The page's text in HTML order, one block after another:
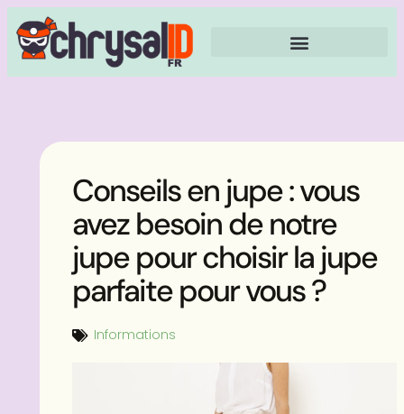
Conseils en jupe : vous
avez besoin de notre
jupe pour choisir la jupe
parfaite pour vous ?
Informations